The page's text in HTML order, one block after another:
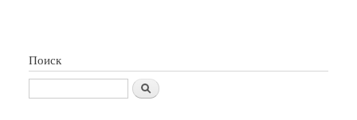
Поиск